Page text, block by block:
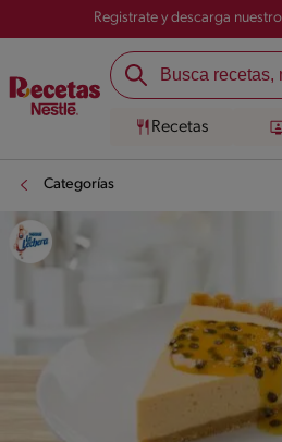
Registrate y descarga
Recetas
Categorías